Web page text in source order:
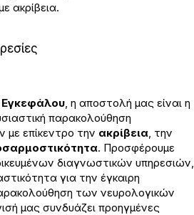
ακρίβεια.
Εγκεφάλου, η αποστολή μας είναι η
παρακολούθηση
επίκεντρο την ακρίβεια, την
. Προσφέρουμε
διαγνωστικών υπηρεσιών,
για την έγκαιρη
των νευρολογικών
μας συνδυάζει προηγμένες